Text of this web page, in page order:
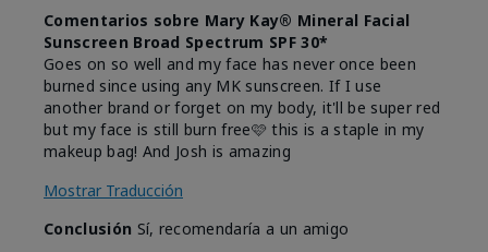
Comentarios sobre Mary Kay® Mineral Facial
Sunscreen Broad Spectrum SPF 30*
Goes on so well and my face has never once been
burned since using any MK sunscreen. If I use
another brand or forget on my body, it'll be super red
but my face is still burn free🩷 this is a staple in my
makeup bag! And Josh is amazing
Mostrar Traducción
Conclusión Sí, recomendaría a un amigo